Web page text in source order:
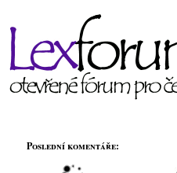
Poslední komentáře: